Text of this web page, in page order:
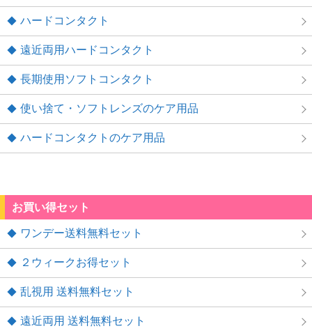
ハードコンタクト
遠近両用ハードコンタクト
長期使用ソフトコンタクト
使い捨て・ソフトレンズのケア用品
ハードコンタクトのケア用品
お買い得セット
ワンデー送料無料セット
２ウィークお得セット
乱視用 送料無料セット
遠近両用 送料無料セット